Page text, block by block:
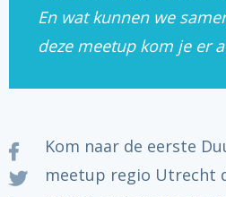
En wat kunnen we
deze meetup kom je er
Kom naar de eerste
meetup regio Utrecht